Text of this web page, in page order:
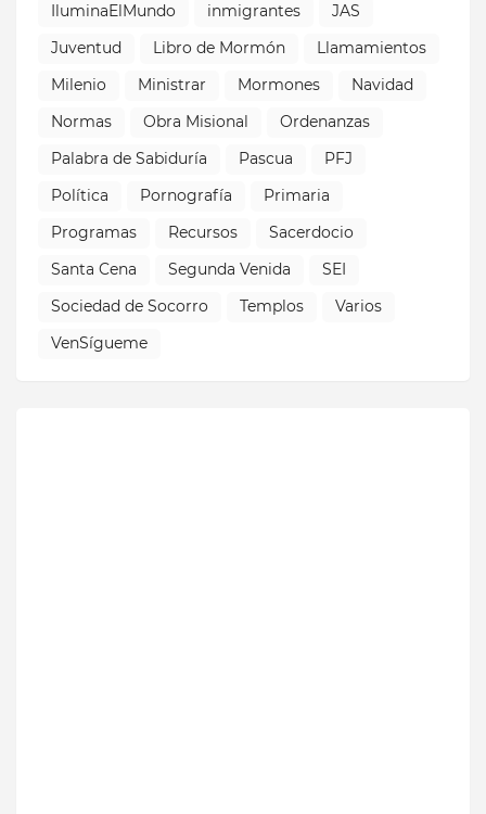
IluminaElMundo
inmigrantes
JAS
Juventud
Libro de Mormón
Llamamientos
Milenio
Ministrar Mormones
Navidad
Normas
Obra Misional
Ordenanzas
Palabra de Sabiduría
Pascua
PFJ
Política
Pornografía
Primaria
Programas
Recursos
Sacerdocio
Santa Cena
Segunda Venida
SEI
Sociedad de Socorro
Templos
Varios
VenSígueme